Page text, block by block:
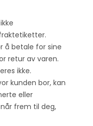
å betale for sine
retur av varen.
ikke.
kunden bor, kan
eller
frem til deg,